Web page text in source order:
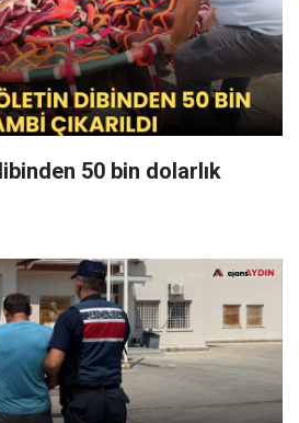
50 bin dolarlık